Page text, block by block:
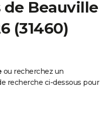
de Beauville
(31460)
ou recherchez un
recherche ci-dessous pour